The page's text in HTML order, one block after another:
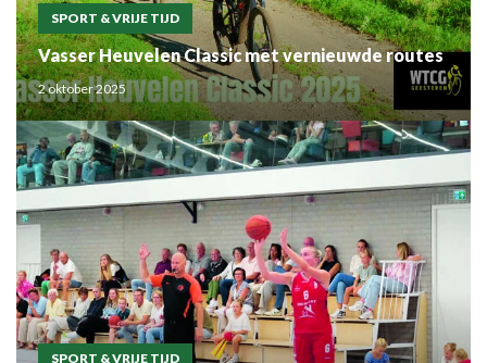
SPORT & VRIJE TIJD
Vasser Heuvelen Classic met vernieuwde routes
2 oktober 2025
SPORT & VRIJE TIJD